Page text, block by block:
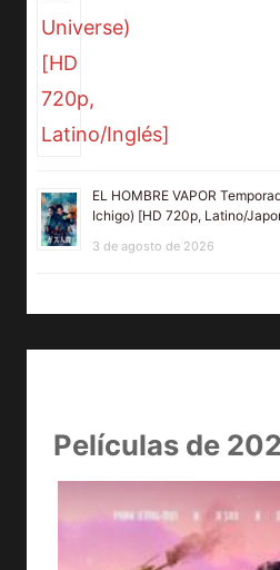
EL HOMBRE VAPOR
Ichigo) [HD 720p, Latino/
3 de agosto de 2026
Películas de